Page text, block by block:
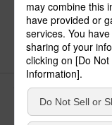
パナソニ
サイトのご利用にあたっ
パ